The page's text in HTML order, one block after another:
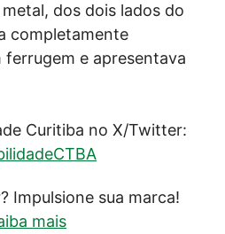
dos dois lados do
completamente
e apresentava
Curitiba no X/Twitter:
Impulsione sua marca!
mais